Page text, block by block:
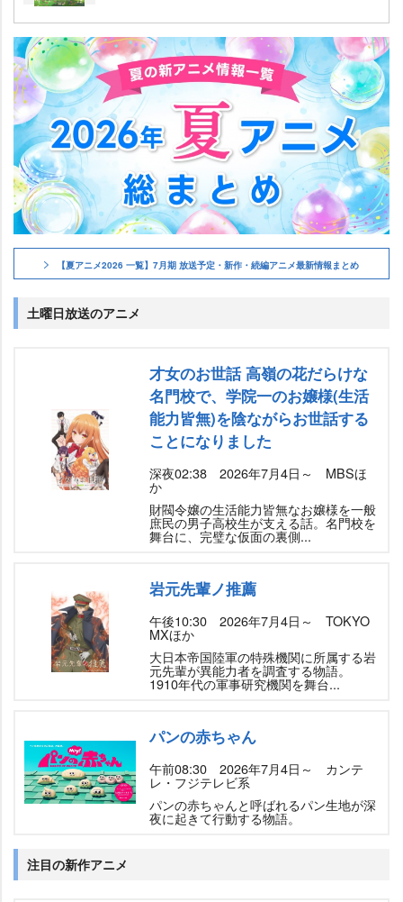
【夏アニメ2026 一覧】7月期 放送予定・新作・続編アニメ最新情報まとめ
土曜日放送のアニメ
才女のお世話 高嶺の花だらけな
名門校で、学院一のお嬢様(生活
能力皆無)を陰ながらお世話する
ことになりました
深夜02:38 2026年7月4日～ MBSほ
か
財閥令嬢の生活能力皆無なお嬢様を一般
庶民の男子高校生が支える話。名門校を
舞台に、完璧な仮面の裏側...
元先輩ノ推薦
午後10:30 2026年7月4日～ TOKYO
MXほか
大日本帝国陸軍の特殊機関に所属する
元先輩が異能力者を調査する物語。
1910年代の軍事研究機関を舞台...
パンの赤ちゃん
午前08:30 2026年7月4日～ カンテ
レ・フジテレビ系
パンの赤ちゃんと呼ばれるパン生地が深
夜に起きて行動する物語。
注目の新作アニメ